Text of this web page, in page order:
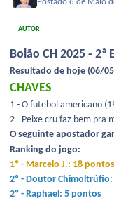
Postado6 de Maio
AUTOR
Bolão CH 2025 - 2ª
Resultado de hoje (06/
CHAVES
1 - O futebol americano
2 - Peixe cru faz bem pra
O seguinte apostador
Ranking do jogo:
1º - Marcelo J.: 18 pontos
2º - Doutor
2º - Raphael: 5 pontos